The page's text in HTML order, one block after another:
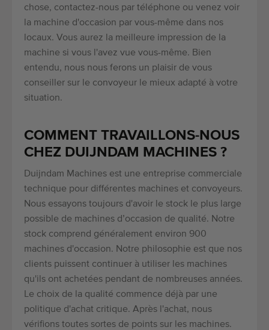
chose, contactez-nous par téléphone ou venez voir
la machine d'occasion par vous-même dans nos
locaux. Vous aurez la meilleure impression de la
machine si vous l'avez vue vous-même. Bien
entendu, nous nous ferons un plaisir de vous
conseiller sur le convoyeur le mieux adapté à votre
situation.
COMMENT TRAVAILLONS-NOUS
CHEZ DUIJNDAM MACHINES ?
Duijndam Machines est une entreprise commerciale
technique pour différentes machines et convoyeurs.
Nous essayons toujours d'avoir le stock le plus large
possible de machines d’occasion de qualité. Notre
stock comprend généralement environ 900
machines d'occasion. Notre philosophie est que nos
clients puissent continuer à utiliser les machines
qu'ils ont achetées pendant de nombreuses années.
Le choix de la qualité commence déjà par une
politique d'achat critique. Après l'achat, nous
vérifions toutes sortes de points sur les machines.